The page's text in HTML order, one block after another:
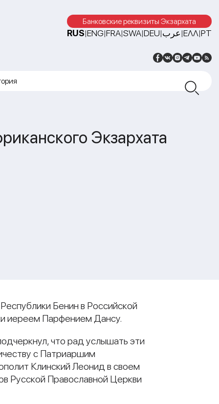
Банковские реквизиты Экзархата
RUS|ENG|FRA|SWA|DEU|عرب|ΕΛΛ|PT
Экзархата
Бенин в Российской
иереем Парфением Дансу.
что рад услышать эти
с Патриаршим
Клинский Леонид в своем
Русской Православной Церкви